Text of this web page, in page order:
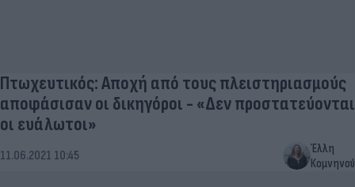
Πτωχευτικός: Αποχή από τους πλειστηριασμούς
αποφάσισαν οι δικηγόροι - «Δεν προστατεύονται
οι ευάλωτοι»
11.06.2021 10:45
Έλλη
Κομνηνού